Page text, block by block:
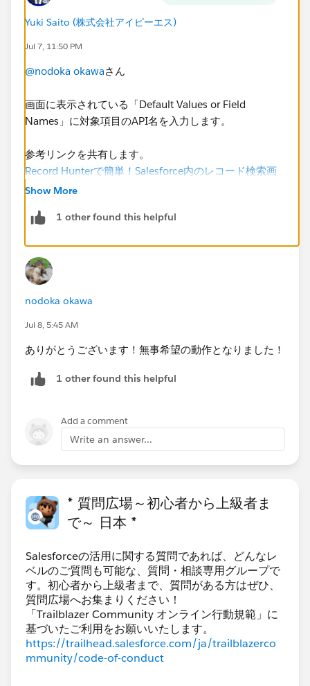
Yuki Saito (株式会社アイピーエス)
Jul 7, 11:50 PM
@nodoka okawaさん
画面に表示されている「Default Values or Field
Names」に対象項目のAPI名を入力します。
参考リンクを共有します。
Record Hunterで簡単！Salesforce内のレコード検索画
面作成
③[Data Table]の「Default Values or Field Names」
こちらの記事も説明がわかりやすいです。
Salesforceで条件を絞ってレコードを探したいときはレ
コードハンターで解決！
・項目の値を入れておく場合
Default Values or Field Namesにカンマと値を入力
Show More
1 other found this helpful
nodoka okawa
Jul 8, 5:45 AM
ありがとうございます！無事希望の動作となりました！
1 other found this helpful
Add a comment
Write an answer...
* 質問広場～初心者から上級者ま
で～ 日本 *
Salesforceの活用に関する質問であれば、どんなレ
ベルのご質問も可能な、質問・相談専用グループで
す。初心者から上級者まで、質問がある方はぜひ、
質問広場へお集まりください！
「Trailblazer Community オンライン行動規範」に
https://trailhead.salesforce.com/ja/trailblazerco
mmunity/code-of-conduct